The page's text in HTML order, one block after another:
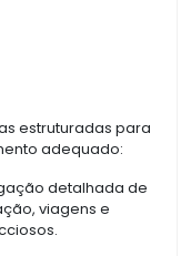
estruturadas para
adequado:
detalhada de
viagens e